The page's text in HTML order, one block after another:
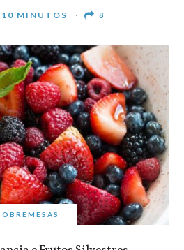
10 MINUTOS 8